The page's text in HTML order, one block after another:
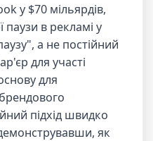
у $70 мільярдів,
в рекламі у
а не постійний
для участі
для
підхід швидко
як